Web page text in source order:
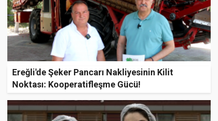
Ereğli'de Şeker Pancarı Nakliyesinin Kilit
Noktası: Kooperatifleşme Gücü!